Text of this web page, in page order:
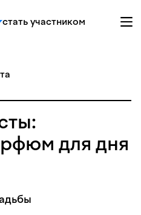
стать участником
для дня